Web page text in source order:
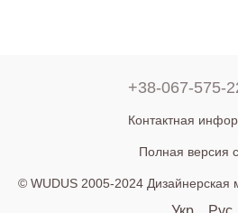
+38-067-575-
Контактная
Полная версия
© WUDUS 2005-2024 Дизайнерская